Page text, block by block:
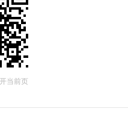
当前页